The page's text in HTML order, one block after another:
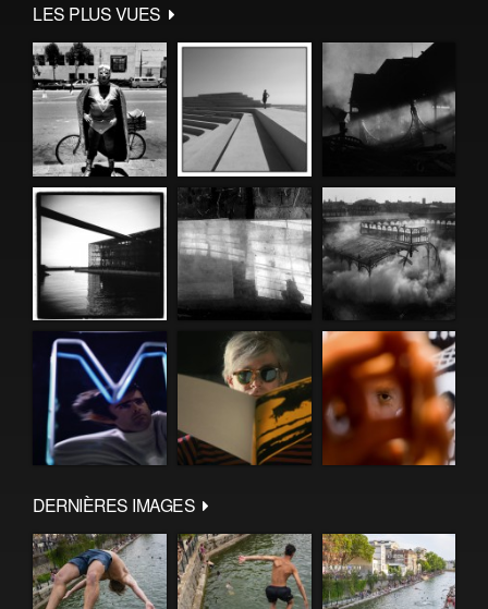
LES PLUS VUES
DERNIÈRES IMAGES